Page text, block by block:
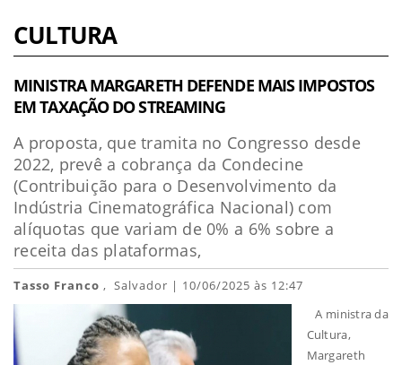
CULTURA
MINISTRA MARGARETH DEFENDE MAIS IMPOSTOS
EM TAXAÇÃO DO STREAMING
A proposta, que tramita no Congresso desde
2022, prevê a cobrança da Condecine
(Contribuição para o Desenvolvimento da
Indústria Cinematográfica Nacional) com
alíquotas que variam de 0% a 6% sobre a
receita das plataformas,
Tasso Franco , Salvador | 10/06/2025 às 12:47
A ministra da
Cultura,
Margareth